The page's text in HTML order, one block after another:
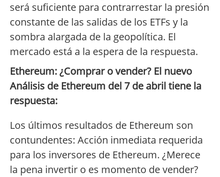
será suficiente para contrarrestar la presión
constante de las salidas de los ETFs y la
sombra alargada de la geopolítica. El
mercado está a la espera de la respuesta.
Ethereum: ¿Comprar o vender? El nuevo
Análisis de Ethereum del 7 de abril tiene la
respuesta:
Los últimos resultados de Ethereum son
contundentes: Acción inmediata requerida
para los inversores de Ethereum. ¿Merece
la pena invertir o es momento de vender?